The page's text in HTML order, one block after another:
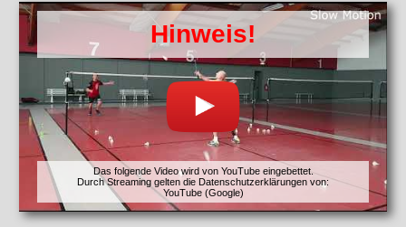
Hinweis!
Das folgende Video wird von YouTube eingebettet.
Durch Streaming gelten die Datenschutzerklärungen von:
YouTube (Google)